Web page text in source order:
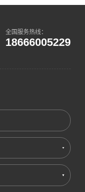
全国服务热线：
18666005229